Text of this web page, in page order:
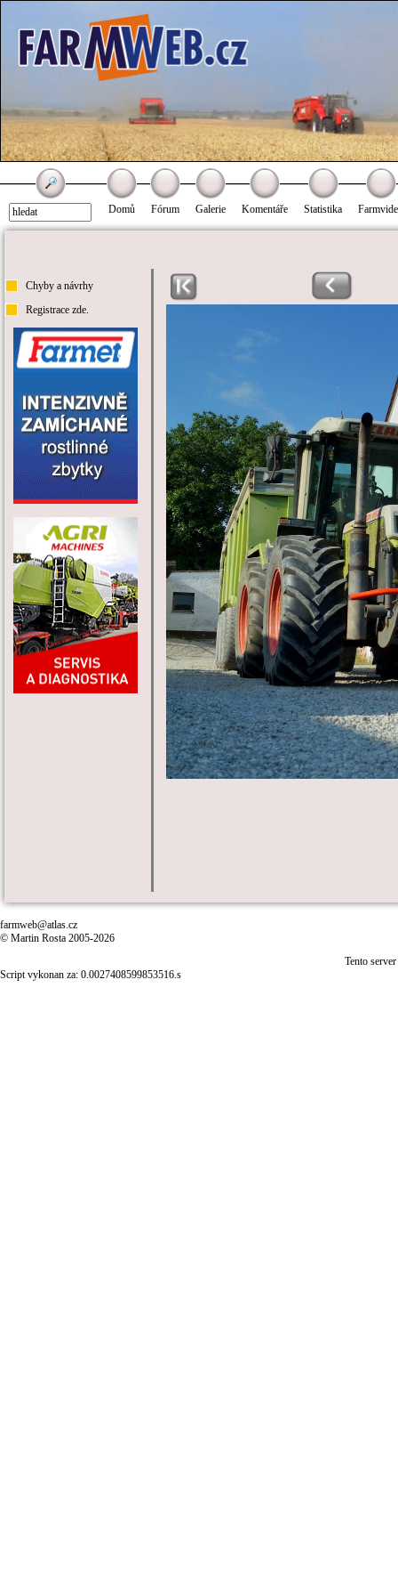
Domů Fórum Galerie Komentáře Statistika
Chyby a návrhy
Registrace zde.
farmweb@atlas.cz
© Martin Rosta 2005-2026
Tento
Script vykonan za: 0.0027408599853516.s